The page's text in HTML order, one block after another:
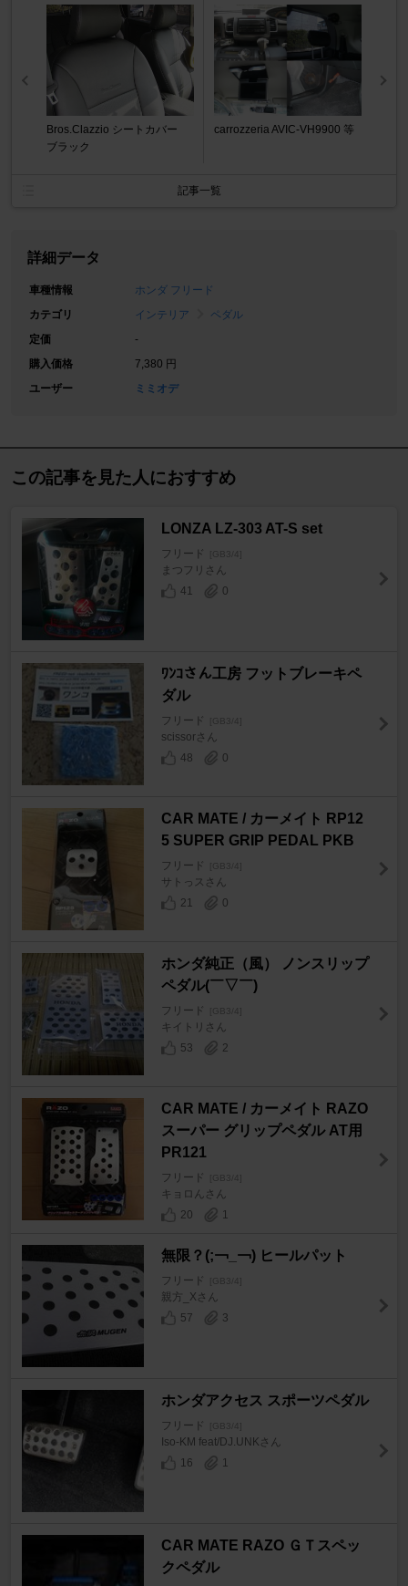
Bros.Clazzio シートカバー
ブラック
carrozzeria AVIC-VH9900 等
記事一覧
詳細データ
車種情報
ホンダ フリード
カテゴリ
インテリア
ペダル
定価
-
購入価格
7,380 円
ユーザー
ミミオデ
この記事を見た人におすすめ
LONZA LZ-303 AT-S set
フリード [GB3/4]
まつフリさん
41
0
ﾜﾝｺさん工房 フットブレーキペ
ダル
フリード [GB3/4]
scissorさん
48
0
CAR MATE / カーメイト RP12
5 SUPER GRIP PEDAL PKB
フリード [GB3/4]
サトっスさん
21
0
ホンダ純正（風） ノンスリップ
ペダル(￣▽￣)
フリード [GB3/4]
キイトリさん
53
2
CAR MATE / カーメイト RAZO
スーパー グリップペダル AT用
PR121
フリード [GB3/4]
キョロんさん
20
1
無限？(;￢_￢) ヒールパット
フリード [GB3/4]
親方_Xさん
57
3
ホンダアクセス スポーツペダル
フリード [GB3/4]
Iso-KM feat/DJ.UNKさん
16
1
CAR MATE RAZO ＧＴスペッ
クペダル